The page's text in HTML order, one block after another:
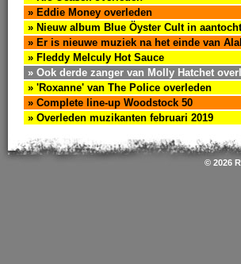
» Eddie Money overleden
» Nieuw album Blue Öyster Cult in aantocht
» Er is nieuwe muziek na het einde van
» Fleddy Melculy Hot Sauce
» Ook derde zanger van Molly Hatchet
» 'Roxanne' van The Police overleden
» Complete line-up Woodstock 50
» Overleden muzikanten februari 2019
© 2026